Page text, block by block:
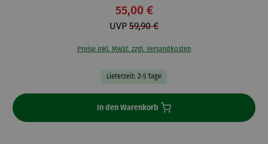
55,00 €
UVP 59,90 €
Preise inkl. MwSt. zzgl. Versandkosten
Lieferzeit: 2-5 Tage
In den Warenkorb